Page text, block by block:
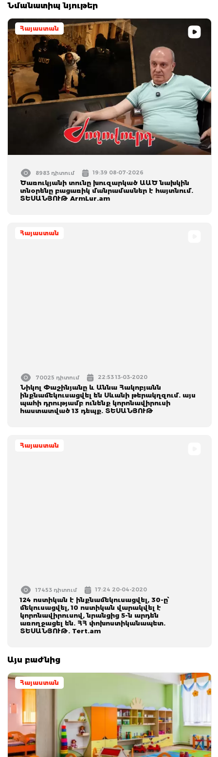
Նմանատիպ նյութեր
Հայաստան
8983 դիտում 19:39 08-07-2026
Ծառուկյանի տունը խուզարկած ԱԱԾ նախկին
տնօրենը բացառիկ մանրամասներ է հայտնում.
ՏԵՍԱՆՅՈՒԹ ArmLur.am
Հայաստան
70025 դիտում 22:53 13-03-2020
Նիկոլ Փաշինյանը և Աննա Հակոբյանն
ինքնամեկուսացվել են Սևանի թերակղզում. այս
պահի դրությամբ ունենք կորոնավիրուսի
հաստատված 13 դեպք. ՏԵՍԱՆՅՈՒԹ
Հայաստան
17453 դիտում 17:24 20-04-2020
124 ոստիկան է ինքնամեկուսացվել, 30-ը՝
մեկուսացվել, 10 ոստիկան վարակվել է
կորոնավիրուսով, նրանցից 5-ն արդեն
առողջացել են. ՀՀ փոխոստիկանապետ.
ՏԵՍԱՆՅՈՒԹ. Tert.am
Այս բաժնից
Հայաստան